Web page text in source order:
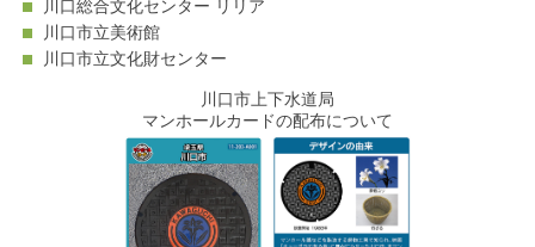
川口総合文化センター リリア
川口市立美術館
川口市立文化財センター
川口市上下水道局
マンホールカードの配布について